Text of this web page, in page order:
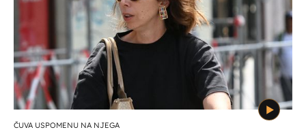
ČUVA USPOMENU NA NJEGA